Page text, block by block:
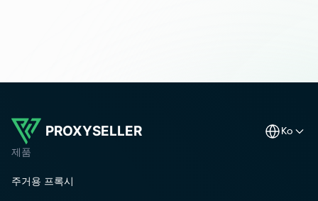
PROXYSELLER ko
제품
주거용 프록시